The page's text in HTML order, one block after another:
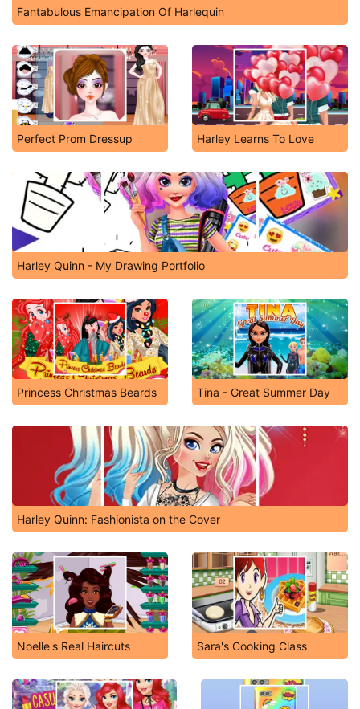
Fantabulous Emancipation Of Harlequin
Perfect Prom Dressup Harley Learns To Love
Harley Quinn - My Drawing Portfolio
Princess Christmas Beards Tina - Great Summer Day
Harley Quinn: Fashionista on the Cover
Noelle's Real Haircuts Sara's Cooking Class